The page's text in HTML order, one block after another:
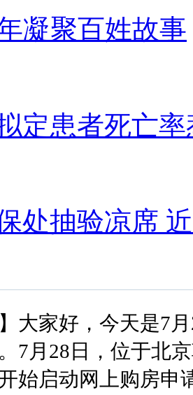
凝聚百姓故事
定患者死亡
处抽验凉席
家好，今天是7月
7月28日，位于北
始启动网上购房申